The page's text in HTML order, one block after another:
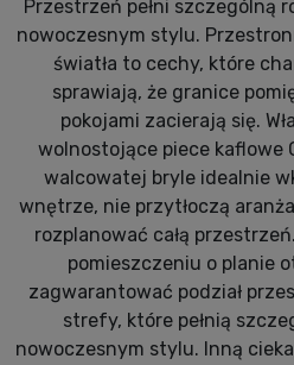
Przestrzeń pełni szczególną
nowoczesnym stylu.
światła to cechy, które
sprawiają, że granice
pokojami zacierają się.
wolnostojące piece kaflowe
walcowatej bryle idealnie
wnętrze, nie przytłoczą
rozplanować całą
pomieszczeniu o planie
zagwarantować podział
strefy, które pełnią
nowoczesnym stylu. Inną